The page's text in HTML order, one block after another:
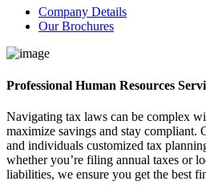
Company Details
Our Brochures
Professional Human Resources
Navigating tax laws can be complex
maximize savings and stay compliant.
and individuals customized tax
whether you’re filing annual taxes or
liabilities, we ensure you get the best